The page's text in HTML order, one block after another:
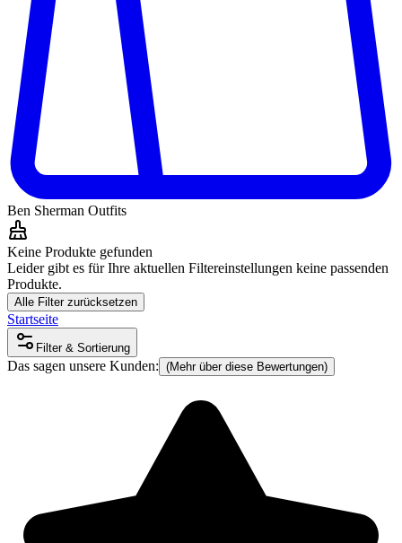
Ben Sherman Outfits
Keine Produkte gefunden
Leider gibt es für Ihre aktuellen Filtereinstellungen keine passenden
Produkte.
Alle Filter zurücksetzen
Startseite
Filter & Sortierung
Das sagen unsere Kunden: (Mehr über diese Bewertungen)